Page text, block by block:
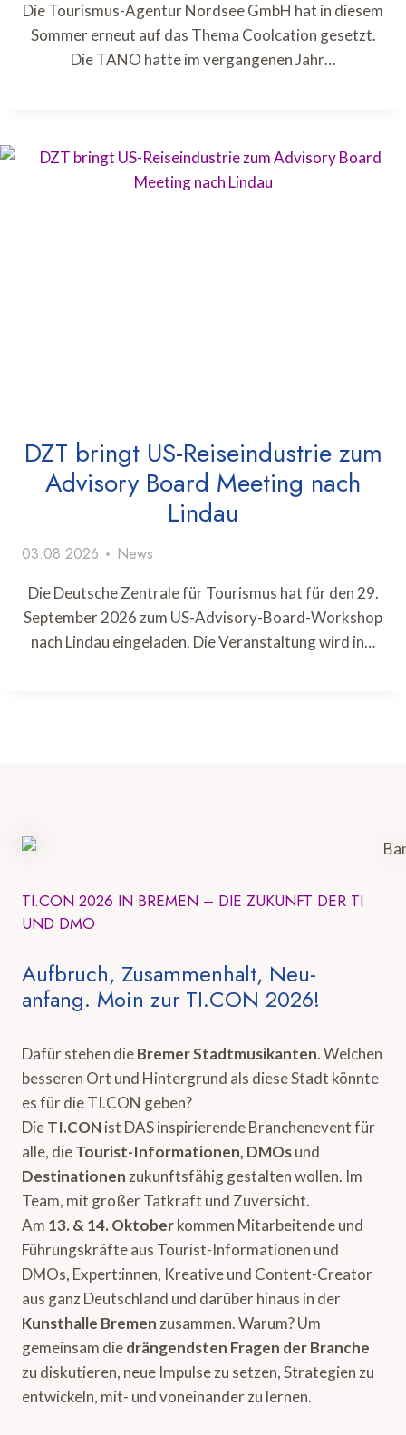
Die Tourismus-Agentur Nordsee GmbH hat in diesem
Sommer erneut auf das Thema Coolcation gesetzt.
Die TANO hatte im vergangenen Jahr…
DZT bringt US-Reiseindustrie zum
Advisory Board Meeting nach
Lindau
03.08.2026 News
Die Deutsche Zentrale für Tourismus hat für den 29.
September 2026 zum US-Advisory-Board-Workshop
nach Lindau eingeladen. Die Veranstaltung wird in…
TI.CON 2026 IN BREMEN – DIE ZUKUNFT DER TI
UND DMO
Aufbruch, Zusammenhalt, Neu-
anfang. Moin zur TI.CON 2026!
Dafür stehen dieBremer Stadtmusikanten. Welchen
besseren Ort und Hintergrund als diese Stadt könnte
es für die TI.CON geben?
DieTI.CONist DAS inspirierende Branchenevent für
alle, dieTourist-Informationen, DMOsund
Destinationen zukunftsfähig gestalten wollen. Im
Team, mit großer Tatkraft und Zuversicht.
Am 13. & 14. Oktoberkommen Mitarbeitende und
Führungskräfte aus Tourist-Informationen und
DMOs, Expert:innen, Kreative und Content-Creator
aus ganz Deutschland und darüber hinaus in der
Kunsthalle Bremen zusammen. Warum? Um
gemeinsam diedrängendsten Fragen der Branche
zu diskutieren, neue Impulse zu setzen, Strategien zu
entwickeln, mit- und voneinander zu lernen.